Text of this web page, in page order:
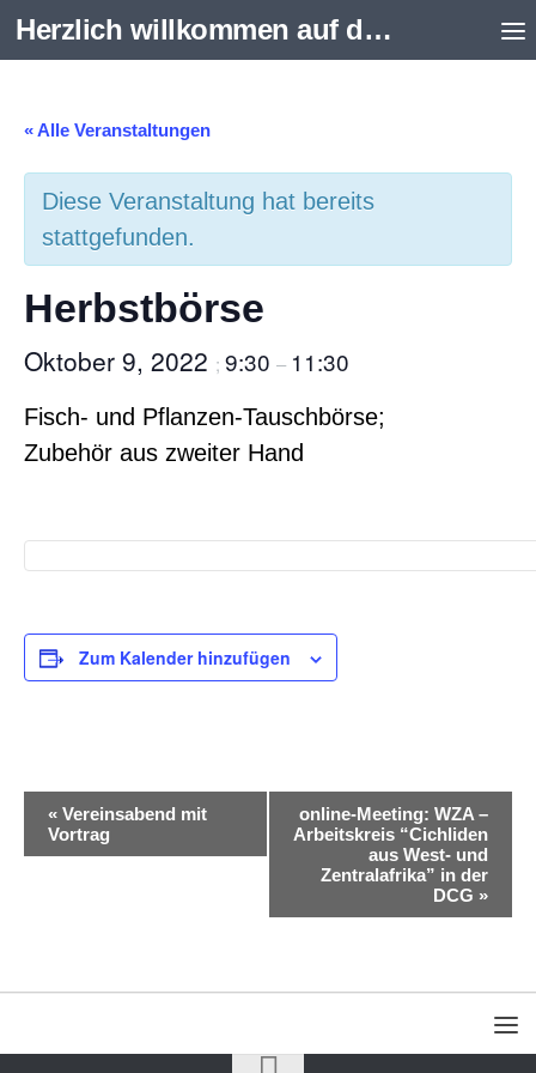
Zum Inhalt springen Herzlich willkommen auf der Internetseite des Aquarienvereins Scalare e.V. Schweinfurt
« Alle Veranstaltungen
Diese Veranstaltung hat bereits
stattgefunden.
Herbstbörse
Oktober 9, 2022 ; 9:30 – 11:30
Fisch- und Pflanzen-Tauschbörse;
Zubehör aus zweiter Hand
Zum Kalender hinzufügen
s
a
« Vereinsabend mit
Vortrag
online-Meeting: WZA –
Arbeitskreis “Cichliden
aus West- und
Zentralafrika” in der
DCG »